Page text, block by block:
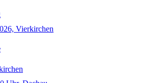
Vierkirchen